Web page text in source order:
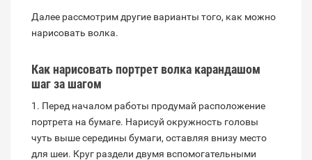
Далее рассмотрим другие варианты того, как можно
нарисовать волка.
Как нарисовать портрет волка карандашом
шаг за шагом
1. Перед началом работы продумай расположение
портрета на бумаге. Нарисуй окружность головы
чуть выше середины бумаги, оставляя внизу место
для шеи. Круг раздели двумя вспомогательными